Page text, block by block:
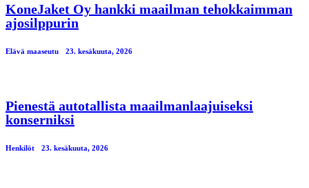
KoneJaket Oy hankki maailman tehokkaimman
ajosilppurin
Elävä maaseutu 23. kesäkuuta, 2026
Pienestä autotallista maailmanlaajuiseksi
konserniksi
Henkilöt 23. kesäkuuta, 2026